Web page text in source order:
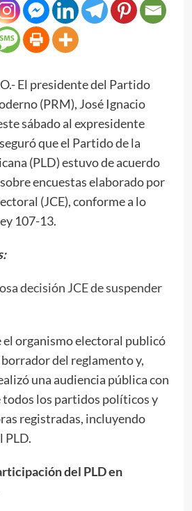
El presidente del Partido
(PRM), José Ignacio
sábado al expresidente
que el Partido de la
(PLD) estuvo de acuerdo
encuestas elaborado por
(JCE), conforme a lo
107-13.
decisión JCE de suspender
el organismo electoral publicó
del reglamento y,
una audiencia pública con
los partidos políticos y
registradas, incluyendo
PLD.
del PLD en